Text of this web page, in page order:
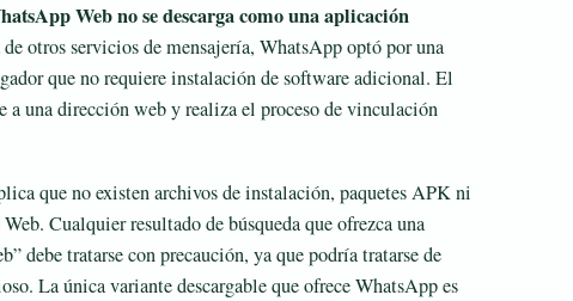
Web no se descarga como una aplicación
otros servicios de mensajería, WhatsApp optó por una
que no requiere instalación de software adicional. El
a una dirección web y realiza el proceso de vinculación
que no existen archivos de instalación, paquetes APK ni
Cualquier resultado de búsqueda que ofrezca una
debe tratarse con precaución, ya que podría tratarse de
La única variante descargable que ofrece WhatsApp es